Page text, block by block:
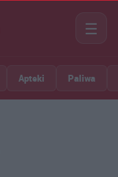
☰
Apteki Paliwa